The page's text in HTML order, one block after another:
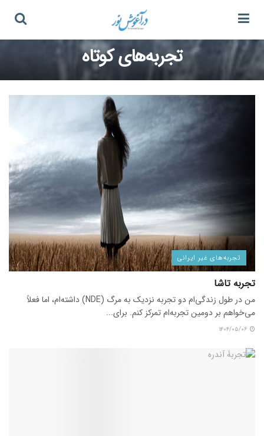
تجربه‌های کوتاه
تجربه‌های غیر ایرانی
تجربه تاشا
من در طول زندگی‌ام دو تجربه نزدیک به مرگ (NDE) داشته‌ام، اما فعلاً
می‌خواهم بر دومین تجربه‌ام تمرکز کنم. برای...